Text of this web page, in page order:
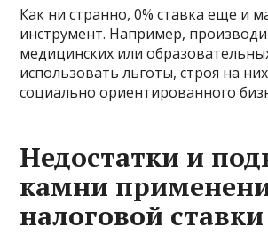
Как ни странно, 0% ставка еще и
инструмент. Например,
медицинских или
использовать льготы, строя на
социально ориентированного
Недостатки и
камни
налоговой ставки